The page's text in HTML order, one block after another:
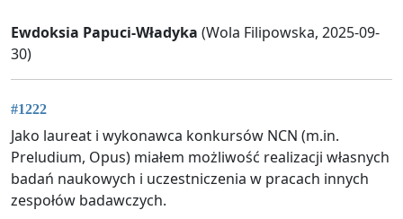
Ewdoksia Papuci-Władyka (Wola Filipowska, 2025-09-
30)
#1222
Jako laureat i wykonawca konkursów NCN (m.in.
Preludium, Opus) miałem możliwość realizacji własnych
badań naukowych i uczestniczenia w pracach innych
zespołów badawczych.